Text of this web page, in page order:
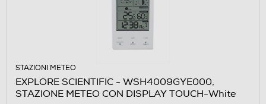
STAZIONI METEO
EXPLORE SCIENTIFIC - WSH4009GYE000,
STAZIONE METEO CON DISPLAY TOUCH-White